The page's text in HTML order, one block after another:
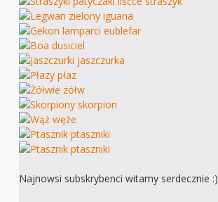
Najnowsi subskrybenci witamy serdecznie :)